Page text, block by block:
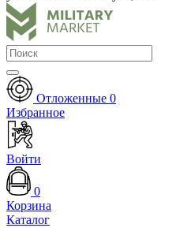
Отложенные 0
Избранное
Войти
0
Корзина
Каталог